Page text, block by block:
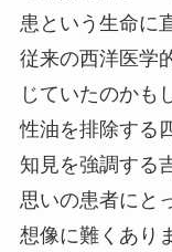
患という生命に
従来の西洋医学
じていたのかも
性油を排除する
知見を強調する
思いの患者にと
想像に難くあり